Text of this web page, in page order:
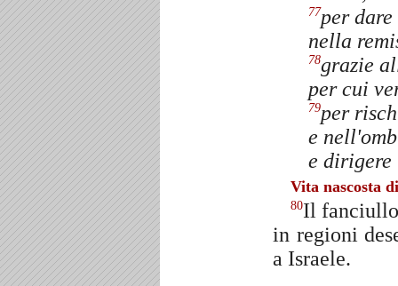
77per
nella
78grazie
per cui
79per
e
e dirigere
Vita nascosta
80Il
in regioni
a Israele.